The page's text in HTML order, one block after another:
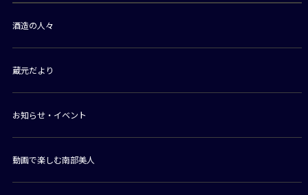
酒造の人々
蔵元だより
お知らせ・イベント
動画で楽しむ南部美人